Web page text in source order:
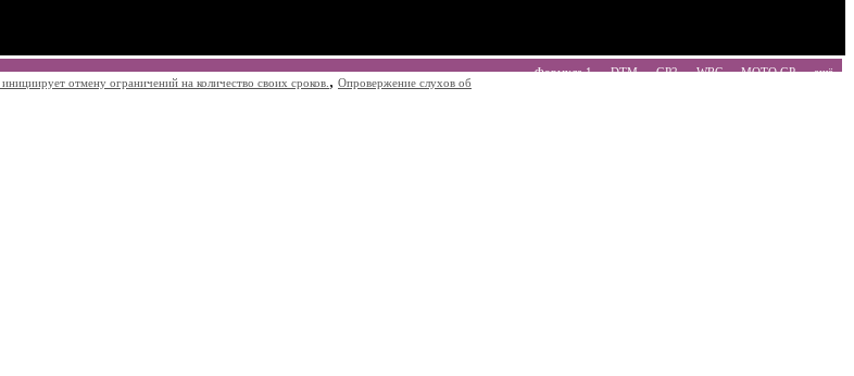
Формула 1 DTM GP2 WRC MOTO GP
ещё
отмену ограничений на количество своих сроков. , Опровержение слухов об